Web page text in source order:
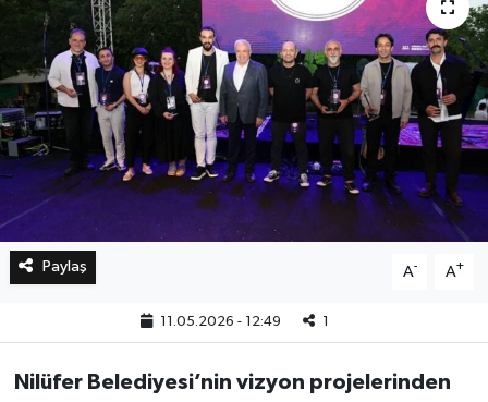
Paylaş A- A+
11.05.2026 - 12:49 1
Nilüfer Belediyesi’nin vizyon projelerinden
Bilim, Teknoloji